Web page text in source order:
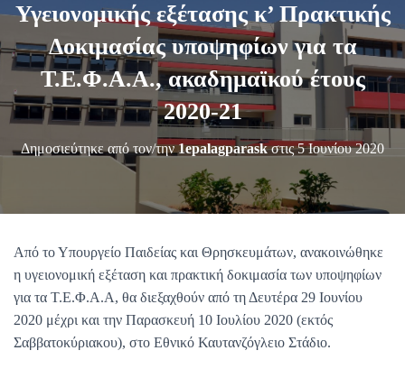
Λ
Ή
Γ
Η
Η
Υγειονομικής εξέτασης κ’ Πρακτικής
Δοκιμασίας υποψηφίων για τα
Τ.Ε.Φ.Α.Α., ακαδημαϊκού έτους
2020-21
Δημοσιεύτηκε από τον/την1epalagparaskστις5 Ιουνίου 2020
Από το Υπουργείο Παιδείας και Θρησκευμάτων, ανακοινώθηκε
η υγειονομική εξέταση και πρακτική δοκιμασία των υποψηφίων
για τα Τ.Ε.Φ.Α.Α, θα διεξαχθούν από τη Δευτέρα 29 Ιουνίου
2020 μέχρι και την Παρασκευή 10 Ιουλίου 2020 (εκτός
Σαββατοκύριακου), στο Εθνικό Καυτανζόγλειο Στάδιο.